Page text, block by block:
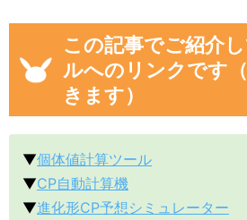
この記事でご紹介
ルへのリンクです
きます）
▼個体値計算ツール
▼CP自動計算機
▼進化形CP予想シミュレーター